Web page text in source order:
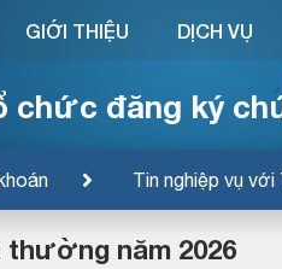
chức đăng ký
Tin nghiệp vụ với
GIỚI THIỆU DỊCH VỤ
năm 2026